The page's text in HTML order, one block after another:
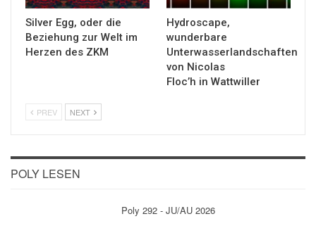
Silver Egg, oder die
Beziehung zur Welt im
Herzen des ZKM
Hydroscape,
wunderbare
Unterwasserlandschaften
von Nicolas
Floc’h in Wattwiller
PREV NEXT
POLY LESEN
Poly 292 - JU/AU 2026